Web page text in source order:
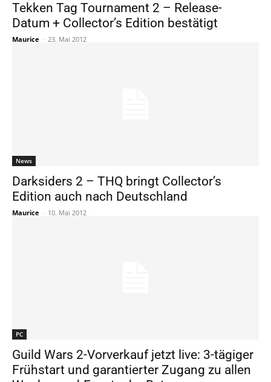
Tekken Tag Tournament 2 – Release-
Datum + Collector’s Edition bestätigt
Maurice - 23. Mai 2012
News
Darksiders 2 – THQ bringt Collector’s
Edition auch nach Deutschland
Maurice - 10. Mai 2012
PC
Guild Wars 2-Vorverkauf jetzt live: 3-tägiger
Frühstart und garantierter Zugang zu allen